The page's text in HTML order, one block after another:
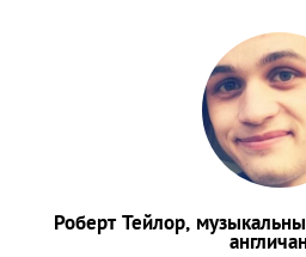
Роберт Тейлор,